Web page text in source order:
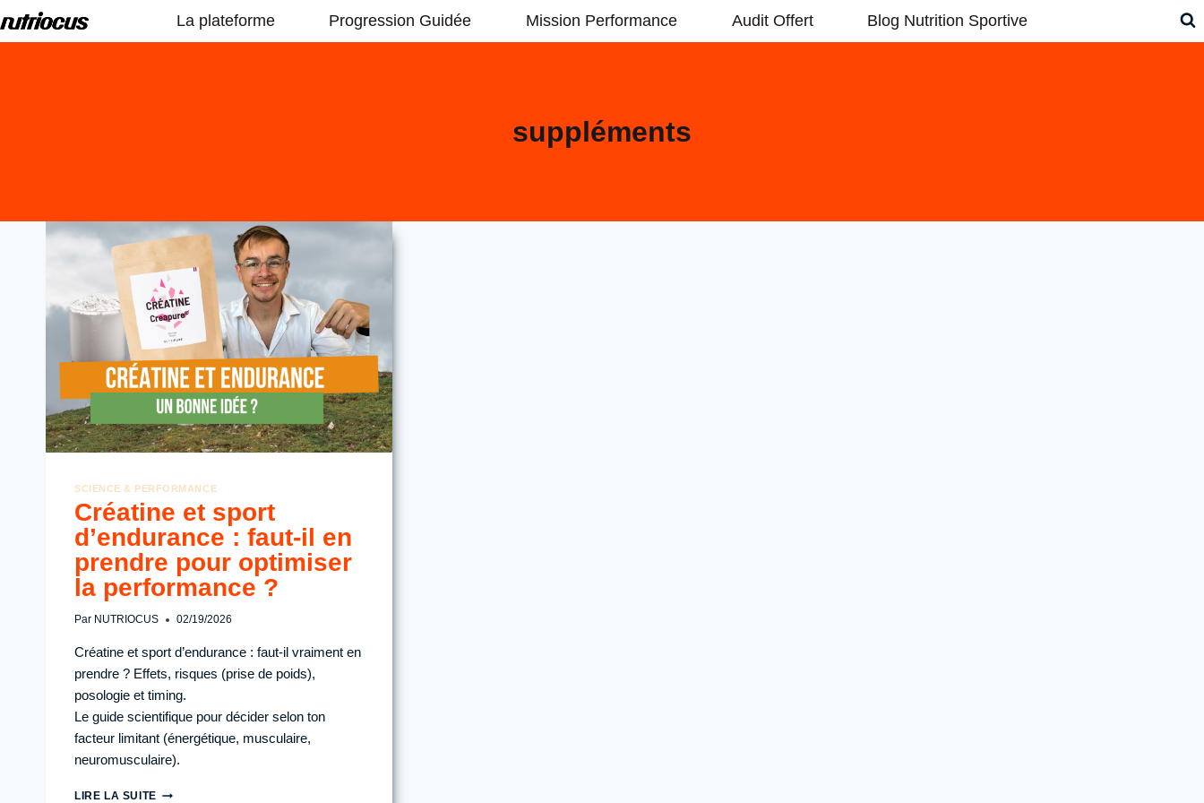
au
La plateforme Progression Guidée Mission Performance Audit Offert Blog Nutrition Sportive
suppléments
SCIENCE & PERFORMANCE
Créatine et sport
d’endurance : faut-il en
prendre pour optimiser
la performance ?
Par NUTRIOCUS 02/19/2026
Créatine et sport d’endurance : faut-il vraiment en
prendre ? Effets, risques (prise de poids),
posologie et timing.
Le guide scientifique pour décider selon ton
facteur limitant (énergétique, musculaire,
neuromusculaire).
LIRE LA SUITECRÉATINE